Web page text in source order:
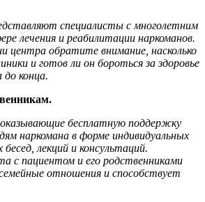
специалисты с многолетним
лечения и реабилитации наркоманов.
центра обратите внимание, насколько
и готов ли он бороться за здоровье
до конца.
бесплатную поддержку
наркомана в форме индивидуальных
лекций и консультаций.
с пациентом и его родственниками
отношения и способствует